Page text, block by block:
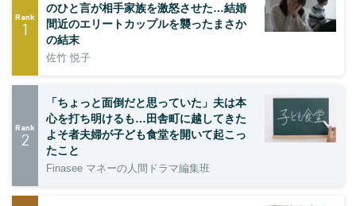
Rank
1
のひと言が相手家族を激怒させた…結婚
間近のエリートカップルを襲ったまさか
の結末
佐竹 悦子
Rank
2
「ちょっと面倒だと思っていた」夫は本
心を打ち明けるも…田舎町に越してきた
よそ者夫婦が子ども食堂を開いて起こっ
たこと
Finasee マネーの人間ドラマ編集班